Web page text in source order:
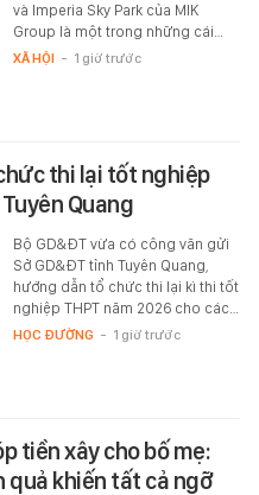
và Imperia Sky Park của MIK
Group là một trong những cái…
XÃ HỘI - 1 giờ trước
thi lại tốt nghiệp
Quang
Bộ GD&ĐT vừa có công văn gửi
Sở GD&ĐT tỉnh Tuyên Quang,
hướng dẫn tổ chức thi lại kì thi tốt
nghiệp THPT năm 2026 cho các…
HỌC ĐƯỜNG - 1 giờ trước
tiền xây cho bố mẹ:
quả khiến tất cả ngỡ